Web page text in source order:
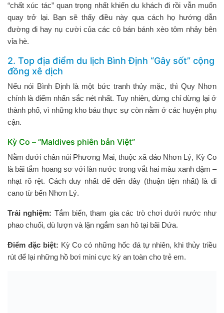
“chất xúc tác” quan trọng nhất khiến du khách đi rồi vẫn muốn
quay trở lại. Bạn sẽ thấy điều này qua cách họ hướng dẫn
đường đi hay nụ cười của các cô bán bánh xèo tôm nhảy bên
vỉa hè.
2. Top địa điểm du lịch Bình Định “Gây sốt” cộng
đồng xê dịch
Nếu nói Bình Định là một bức tranh thủy mặc, thì Quy Nhơn
chính là điểm nhấn sắc nét nhất. Tuy nhiên, đừng chỉ dừng lại ở
thành phố, vì những kho báu thực sự còn nằm ở các huyện phụ
cận.
Kỳ Co – “Maldives phiên bản Việt”
Nằm dưới chân núi Phương Mai, thuộc xã đảo Nhơn Lý, Kỳ Co
là bãi tắm hoang sơ với làn nước trong vắt hai màu xanh đậm –
nhạt rõ rệt. Cách duy nhất để đến đây (thuận tiện nhất) là đi
cano từ bến Nhơn Lý.
Trải nghiệm: Tắm biển, tham gia các trò chơi dưới nước như
phao chuối, dù lượn và lặn ngắm san hô tại bãi Dứa.
Điểm đặc biệt: Kỳ Co có những hốc đá tự nhiên, khi thủy triều
rút để lại những hồ bơi mini cực kỳ an toàn cho trẻ em.